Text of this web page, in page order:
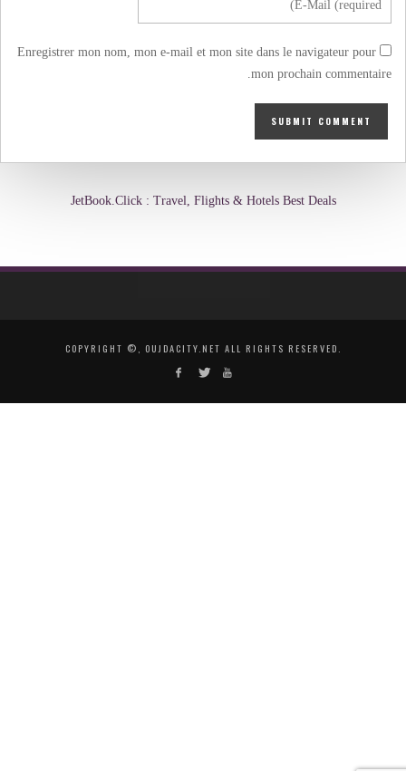
Enregistrer mon nom, mon e-mail et mon site dans le navigateur pour
mon prochain commentaire.
JetBook.Click : Travel, Flights & Hotels Best Deals
COPYRIGHT ©, OUJDACITY.NET ALL RIGHTS RESERVED.